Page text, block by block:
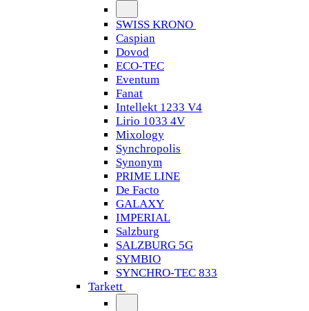
SWISS KRONO
Caspian
Dovod
ECO-TEC
Eventum
Fanat
Intellekt 1233 V4
Lirio 1033 4V
Mixology
Synchropolis
Synonym
PRIME LINE
De Facto
GALAXY
IMPERIAL
Salzburg
SALZBURG 5G
SYMBIO
SYNCHRO-TEC 833
Tarkett